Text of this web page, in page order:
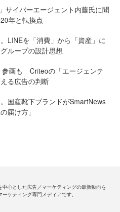
サイバーエージェント内藤氏に聞
年と転換点
LINEを「消費」から「資産」に
ループの設計思想
参画も Criteoの「エージェンテ
る広告の判断
国産靴下ブランドがSmartNews
届け方」
中心とした広告／マーケティングの最新動向を
ーケティング専門メディアです。